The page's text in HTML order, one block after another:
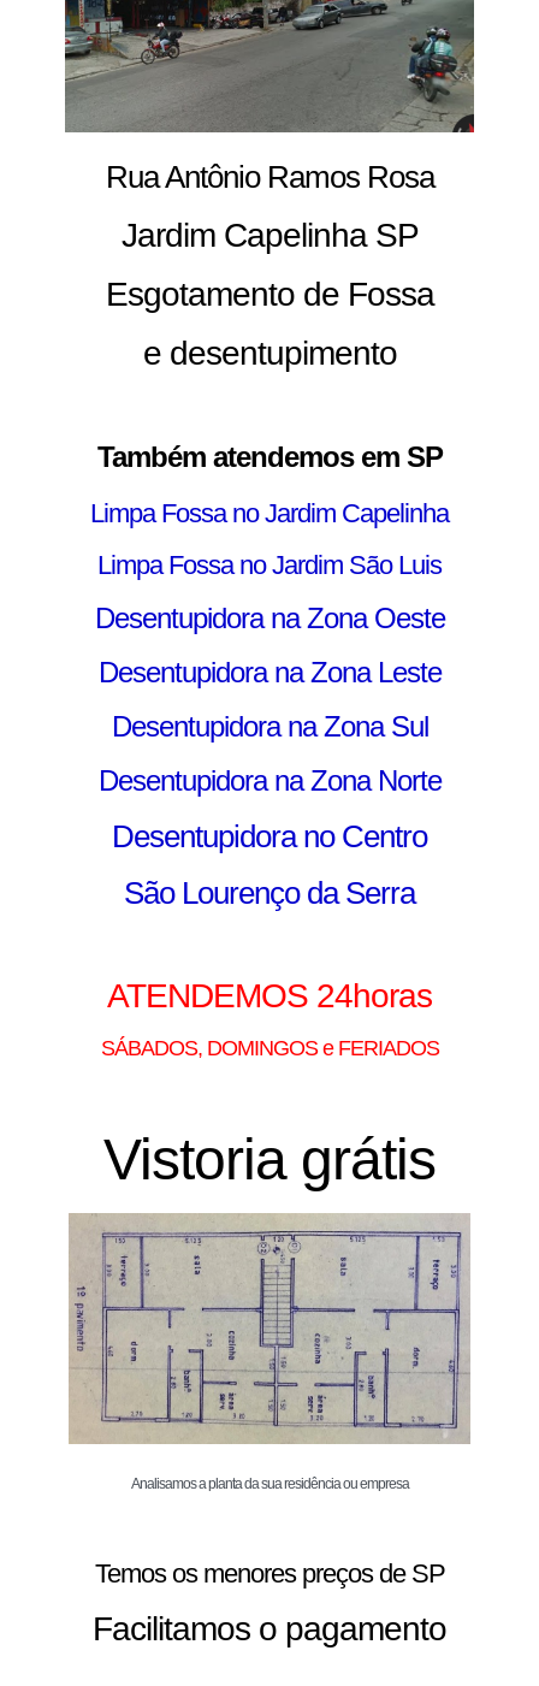
Rua Antônio Ramos Rosa
Jardim Capelinha SP
Esgotamento de Fossa
e desentupimento
Também atendemos em SP
Limpa Fossa no Jardim Capelinha
Limpa Fossa no Jardim São Luis
Desentupidora na Zona Oeste
Desentupidora na Zona Leste
Desentupidora na Zona Sul
Desentupidora na Zona Norte
Desentupidora no Centro
São Lourenço da Serra
ATENDEMOS 24horas
SÁBADOS, DOMINGOS e FERIADOS
Vistoria grátis
Analisamos a planta da sua residência ou empresa
Temos os menores preços de SP
Facilitamos o pagamento